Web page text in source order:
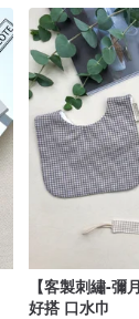
【客製刺繡-彌
好搭 口水巾